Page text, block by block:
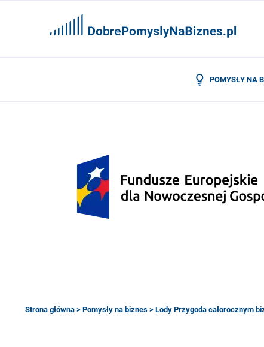
POMYSŁY NA
Strona główna > Pomysły na biznes > Lody Przygoda całorocznym